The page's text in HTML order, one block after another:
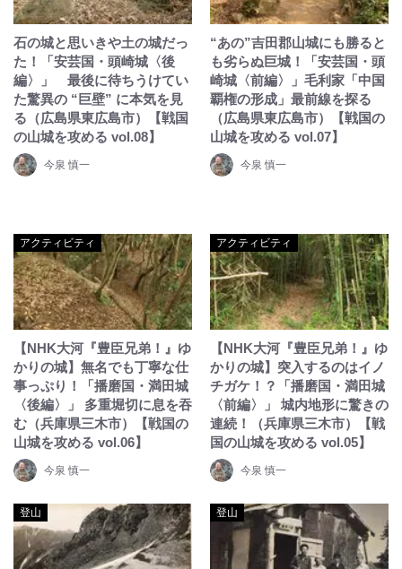
石の城と思いきや土の城だっ
た！「安芸国・頭崎城〈後
編〉」 最後に待ちうけてい
た驚異の “巨壁” に本気を見
る（広島県東広島市）【戦国
の山城を攻める vol.08】
今泉 慎一
“あの”吉田郡山城にも勝ると
も劣らぬ巨城！「安芸国・頭
崎城〈前編〉」毛利家「中国
覇権の形成」最前線を探る
（広島県東広島市）【戦国の
山城を攻める vol.07】
今泉 慎一
アクティビティ
【NHK大河『豊臣兄弟！』ゆ
かりの城】無名でも丁寧な仕
事っぷり！「播磨国・満田城
〈後編〉」 多重堀切に息を吞
む（兵庫県三木市）【戦国の
山城を攻める vol.06】
今泉 慎一
アクティビティ
【NHK大河『豊臣兄弟！』ゆ
かりの城】突入するのはイノ
チガケ！？「播磨国・満田城
〈前編〉」 城内地形に驚きの
連続！（兵庫県三木市）【戦
国の山城を攻める vol.05】
今泉 慎一
登山 登山